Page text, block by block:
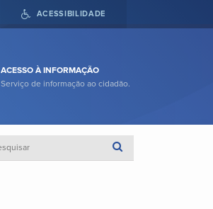
ACESSIBILIDADE
ACESSO À INFORMAÇÃO
Serviço de informação ao cidadão.